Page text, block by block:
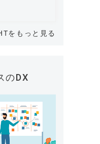
をもっと見る
のDX